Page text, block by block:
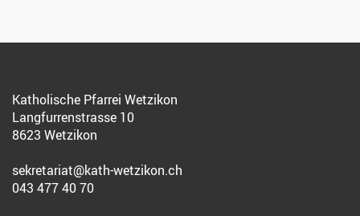
Katholische Pfarrei Wetzikon
Langfurrenstrasse 10
8623 Wetzikon
sekretariat@kath-wetzikon.ch
043 477 40 70